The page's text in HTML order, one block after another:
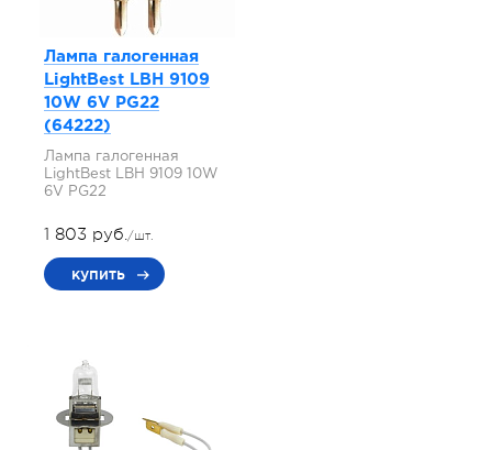
Лампа галогенная
LightBest LBH 9109
10W 6V PG22
(64222)
Лампа галогенная
LightBest LBH 9109 10W
6V PG22
1 803 руб./шт.
купить